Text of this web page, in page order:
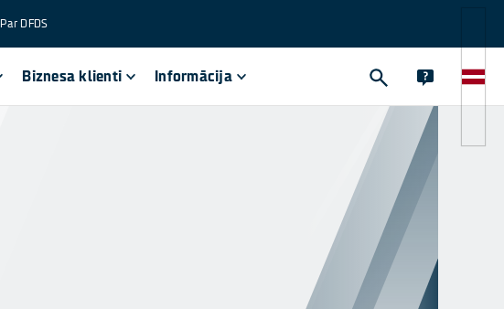
Par DFDS
Biznesa klienti Informācija